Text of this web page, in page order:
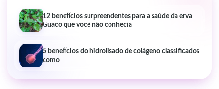
12 benefícios surpreendentes para a saúde da erva
Guaco que você não conhecia
5 benefícios do hidrolisado de colágeno classificados
como